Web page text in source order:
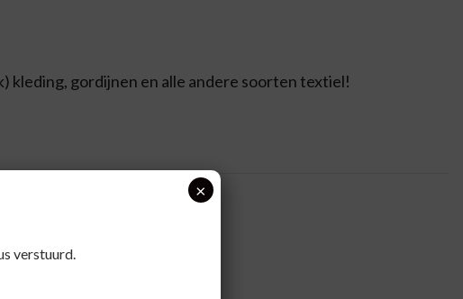
kleding, gordijnen en alle andere soorten textiel!
verstuurd.
×